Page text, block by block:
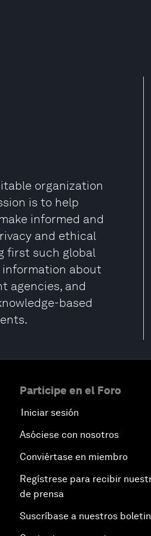
organization
is to help
informed and
and ethical
first such global
about
agencies, and
based
Participe en el Foro
Iniciar sesión
Asóciese con nosotros
Conviértase en miembro
Regístrese para recibir
de prensa
Suscríbase a nuestros